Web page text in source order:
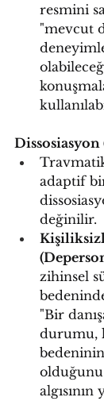
resmini
"mevcut
Dissosiasyon
adaptif
değinilir.
zihinsel
"Bir
durumu,
bedeninin
algısının